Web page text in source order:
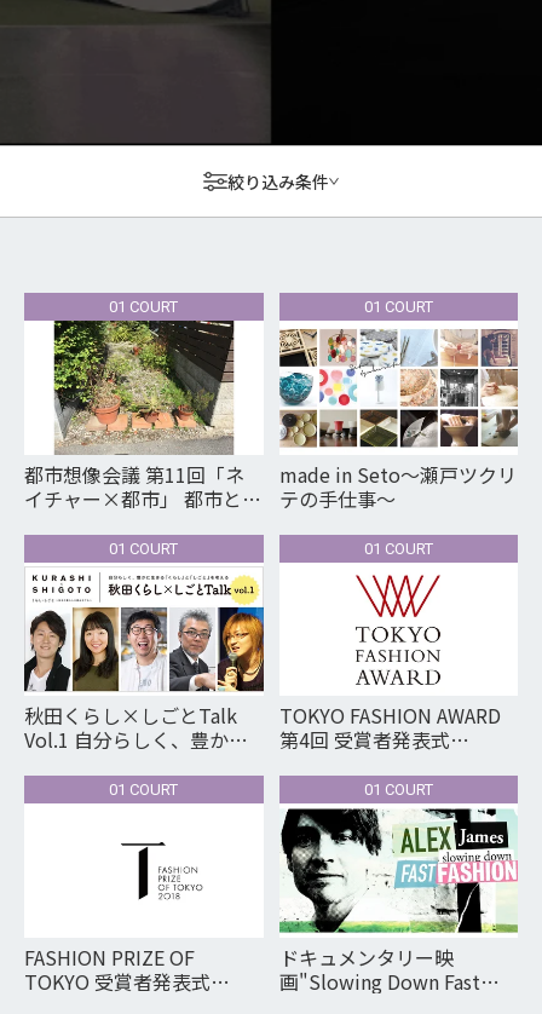
絞り込み条件
01 COURT
都市想像会議 第11回「ネ
イチャー×都市」 都市と自
01 COURT
made in Seto～瀬戸ツクリ
テの手仕事～
01 COURT
秋田くらし×しごとTalk
Vol.1 自分らしく、豊かに
と」を考える
01 COURT
TOKYO FASHION AWARD
第4回 受賞者発表式
Announcement of the 4th
winners
01 COURT
FASHION PRIZE OF
TOKYO 受賞者発表式
01 COURT
ドキュメンタリー映
画"Slowing Down Fast